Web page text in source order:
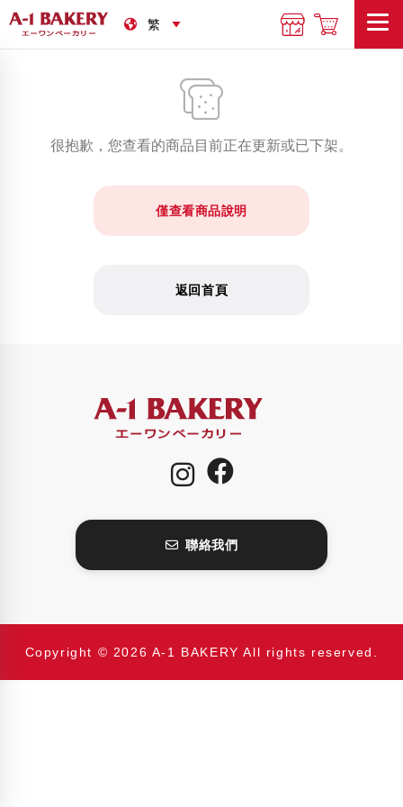
很抱歉，您查看的商品目前正在更新或已下架。
僅查看商品說明
返回首頁
聯絡我們
Copyright © 2026 A-1 BAKERY All rights reserved.